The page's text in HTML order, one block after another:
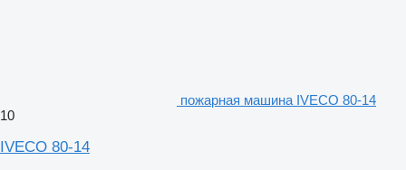
пожарная машина IVECO 80-14
10
IVECO 80-14